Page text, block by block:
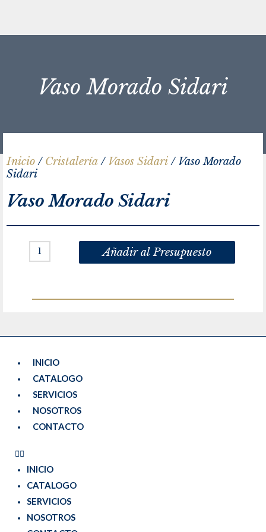
Vaso Morado Sidari
Inicio/ Cristalería/ Vasos Sidari/ Vaso Morado
Sidari
Vaso Morado Sidari
Añadir al Presupuesto
INICIO
CATALOGO
SERVICIOS
NOSOTROS
CONTACTO
INICIO
CATALOGO
SERVICIOS
NOSOTROS